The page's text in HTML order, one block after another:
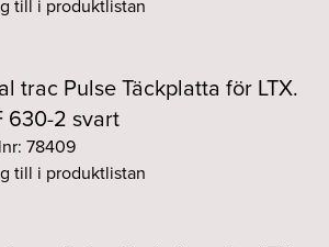
till i produktlistan
trac Pulse Täckplatta för LTX.
630-2 svart
78409
till i produktlistan